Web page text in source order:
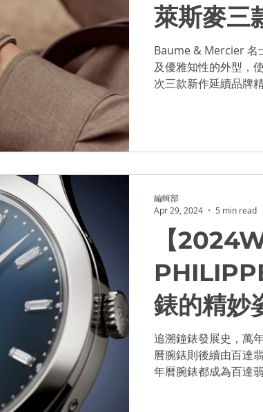
2016 CLASSIC 101
2020 HOT TOPIC
2021
萊斯麥三
Baume & Mercier 名
及優雅知性的外型，
次三款新作延續品牌
【
錶的精妙
萬年曆腕
追溯鐘錶發展史，萬
曆腕錶則後續由百達
年曆腕錶都成為百達
編輯部
Apr 29, 2024
5 min read